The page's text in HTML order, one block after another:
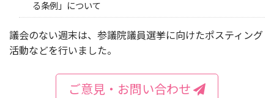
る条例」について
議会のない週末は、参議院議員選挙に向けたポスティング
活動などを行いました。
ご意見・お問い合わせ